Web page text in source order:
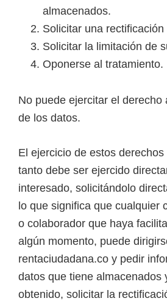
almacenados.
Solicitar una
Solicitar la limitación de
Oponerse al tratamiento.
No puede ejercitar el derecho
de los datos.
El ejercicio de estos
tanto debe ser ejercido
interesado, solicitándolo
lo que significa que cualquier
o colaborador que haya
algún momento, puede
rentaciudadana.co y pedir
datos que tiene almacenados
obtenido, solicitar la